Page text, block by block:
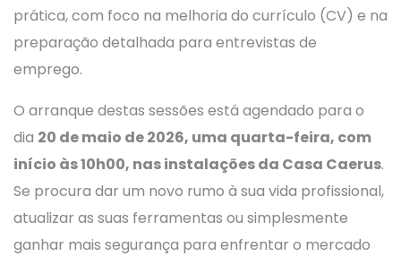
prática, com foco na melhoria do currículo (CV) e na
preparação detalhada para entrevistas de
emprego.
O arranque destas sessões está agendado para o
dia 20 de maio de 2026, uma quarta-feira, com
início às 10h00, nas instalações da Casa Caerus.
Se procura dar um novo rumo à sua vida profissional,
atualizar as suas ferramentas ou simplesmente
ganhar mais segurança para enfrentar o mercado